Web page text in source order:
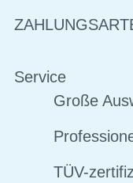
Service
Große
TÜV-